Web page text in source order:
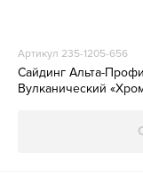
Артикул 235-1205-656
Сайдинг Альта-
Вулканический